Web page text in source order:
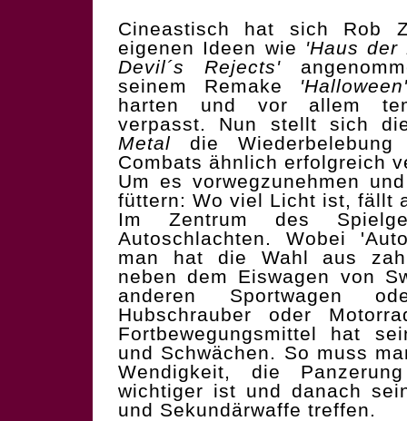
Cineastisch hat sich Rob
eigenen Ideen wie 'Haus der
Devil´s Rejects'
seinem Remake 'Halloween'
harten und vor allem
verpasst. Nun stellt sich
Metal die
Combats ähnlich erfolgreich
Um es vorwegzunehmen
füttern: Wo viel Licht ist, fällt
Im Zentrum des
Autoschlachten. Wobei
man hat die Wahl aus
neben dem Eiswagen von
anderen Sportwagen
Hubschrauber oder
Fortbewegungsmittel hat
und Schwächen. So muss
Wendigkeit, die
wichtiger ist und danach
und Sekundärwaffe treffen.